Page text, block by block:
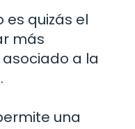
es quizás el
más
a la
una